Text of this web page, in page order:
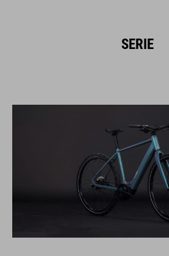
SERIE